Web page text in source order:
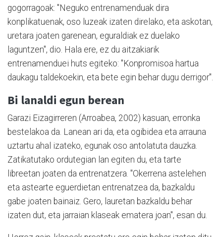
gogorragoak: "Neguko entrenamenduak dira
konplikatuenak, oso luzeak izaten direlako, eta askotan,
uretara joaten garenean, eguraldiak ez duelako
laguntzen", dio. Hala ere, ez du aitzakiarik
entrenamenduei huts egiteko: "Konpromisoa hartua
daukagu taldekoekin, eta bete egin behar dugu derrigor".
Bi lanaldi egun berean
Garazi Eizagirreren (Arroabea, 2002) kasuan, erronka
bestelakoa da. Lanean ari da, eta ogibidea eta arrauna
uztartu ahal izateko, egunak oso antolatuta dauzka.
Zatikatutako ordutegian lan egiten du, eta tarte
libreetan joaten da entrenatzera. "Okerrena astelehen
eta astearte eguerdietan entrenatzea da, bazkaldu
gabe joaten bainaiz. Gero, lauretan bazkaldu behar
izaten dut, eta jarraian klaseak ematera joan", esan du.